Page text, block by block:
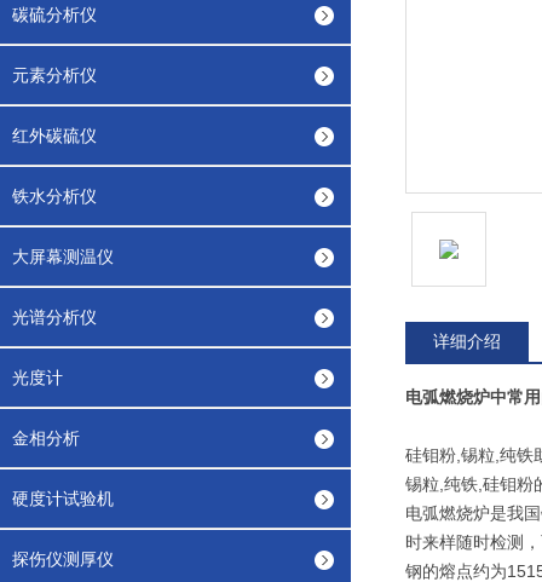
碳硫分析仪
元素分析仪
红外碳硫仪
铁水分析仪
大屏幕测温仪
光谱分析仪
光度计
金相分析
硬度计试验机
探伤仪测厚仪
详细介绍
电弧燃烧炉中常
硅钼粉,锡粒,纯铁
锡粒,纯铁,硅钼粉
电弧燃烧炉是我
时来样随时检测
钢的熔点约为